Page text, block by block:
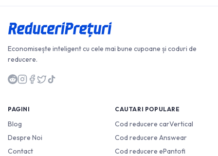
Economisește inteligent cu cele mai bune cupoane și coduri de
reducere.
PAGINI
Blog
Despre Noi
Contact
CAUTARI POPULARE
Cod reducere carVertical
Cod reducere Answear
Cod reducere ePantofi